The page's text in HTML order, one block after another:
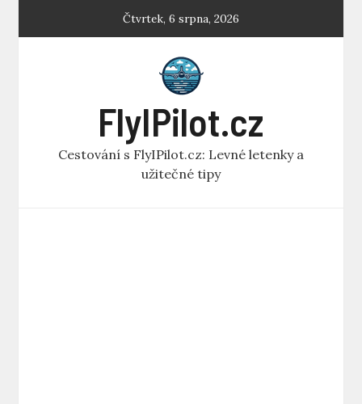
Čtvrtek, 6 srpna, 2026
FlyIPilot.cz
Cestování s FlyIPilot.cz: Levné letenky a
užitečné tipy